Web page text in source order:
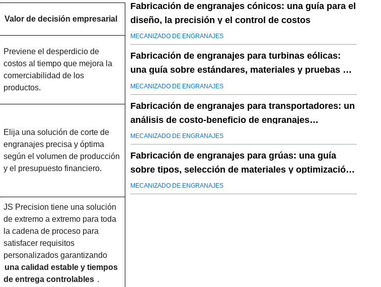
Valor de decisión empresarial
Previene el desperdicio de
costos al tiempo que mejora la
comerciabilidad de los
productos.
Elija una solución de corte de
engranajes precisa y óptima
según el volumen de producción
y el presupuesto financiero.
JS Precision tiene una solución
de extremo a extremo para toda
la cadena de proceso para
satisfacer requisitos
personalizados garantizando
una calidad estable y tiempos
de entrega controlables .
Fabricación de engranajes cónicos: una guía para el
diseño, la precisión y el control de costos
MECANIZADO DE ENGRANAJES
Fabricación de engranajes para turbinas eólicas:
una guía sobre estándares, materiales y pruebas de
durabilidad
MECANIZADO DE ENGRANAJES
Fabricación de engranajes para transportadores: un
análisis de costo-beneficio de engranajes
personalizados frente a engranajes estándar
MECANIZADO DE ENGRANAJES
Fabricación de engranajes para grúas: una guía
sobre tipos, selección de materiales y optimización
de costos
MECANIZADO DE ENGRANAJES